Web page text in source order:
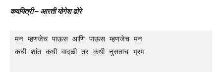
कवयित्री – आरती योगेश ढोरे
मन म्हणजेच पाऊस आणि पाऊस म्हणजेच मन
कधी शांत कधी वादळी तर कधी नुसताच भ्रम